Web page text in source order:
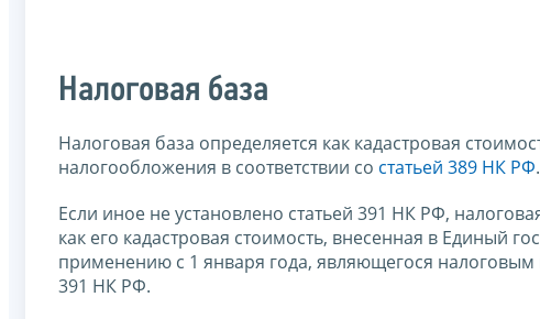
Налоговая база
Налоговая база определяется как кадастровая
налогообложения в соответствии со статьей 389 НК РФ.
Если иное не установлено статьей 391 НК РФ,
как его кадастровая стоимость, внесенная в Единый
применению с 1 января года, являющегося
391 НК РФ.